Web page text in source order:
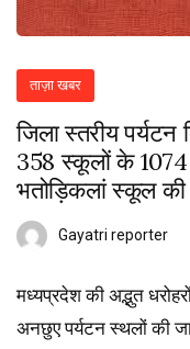
ताज़ा खबर
जिला स्तरीय
358 स्कूलों के 1074
भतो‍ड़िकलां स्कूल की
Gayatri reporter
मध्यप्रदेश की अद्भुत
अनछुए पर्यटन स्थलों की